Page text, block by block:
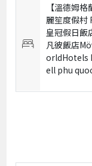
【溫德姆
麗笙度假村
皇冠假日飯
凡彼飯店
orldHotels
ell phu